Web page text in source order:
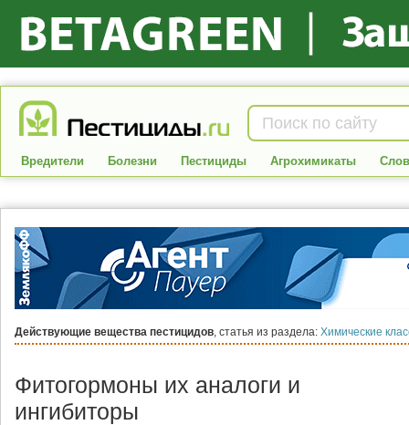
Вредители Болезни Пестициды Агрохимикаты
Действующие вещества пестицидов, статья из раздела: Химические
Фитогормоны их аналоги и
ингибиторы